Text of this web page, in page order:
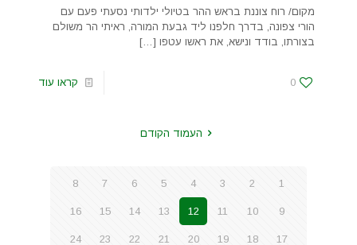
מקום/ רוח צוננת בראש ההר בטיולי ילדותי נסעתי פעם עם
הורי צפונה, בדרך חלפנו ליד גבעת המורה, ראיתי הר משולם
בצורתו, בודד ונישא, את ראשו עטפו […]
0 קראו עוד
העמוד הקודם
1
2
3
4
5
6
7
8
9
10
11
12
13
14
15
16
17
18
19
20
21
22
23
24